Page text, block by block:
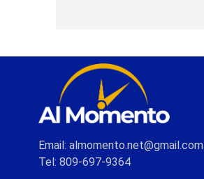
Email: almomento.net@gmail.com
Tel: 809-697-9364